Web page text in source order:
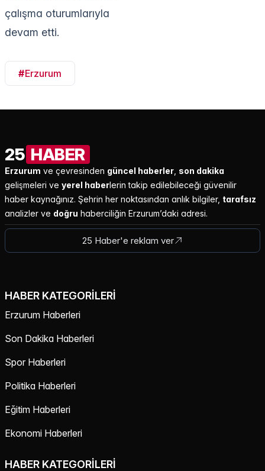
çalışma oturumlarıyla
devam etti.
#Erzurum
25 HABER
Erzurum ve çevresinden güncel haberler son dakika
gelişmeleri ve yerel haberlerin takip edilebileceği güvenilir
haber kaynağınız. Şehrin her noktasından anlık bilgiler, tarafsız
analizler ve doğru haberciliğin Erzurum’daki adresi.
25 Haber'e reklam ver
HABER KATEGORILERI
Erzurum Haberleri
Son Dakika Haberleri
Spor Haberleri
Politika Haberleri
Eğitim Haberleri
Ekonomi Haberleri
HABER KATEGORILERI